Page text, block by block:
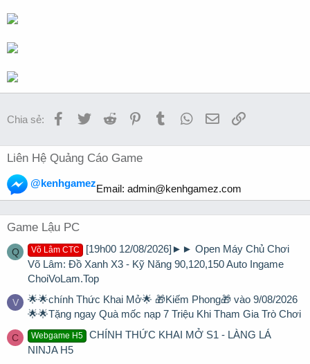
Chia sẻ: Facebook
TwitterReddit PinterestTumblrWhatsApp
EmailLink
Liên Hệ Quảng Cáo Game
@kenhgamezEmail: admin@kenhgamez.com
Game Lậu PC
Q Võ Lâm CTC
[19h00 12/08/2026]►► Open Máy Chủ Chơi
Võ Lâm: Đồ Xanh X3 - Kỹ Năng 90,120,150 Auto Ingame
ChoiVoLam.Top
V
🌟🌟chính Thức Khai Mở🌟 🎁Kiếm Phong🎁 vào 9/08/2026
🌟🌟Tặng ngay Quà mốc nạp 7 Triệu Khi Tham Gia Trò Chơi
C Webgame H5
CHÍNH THỨC KHAI MỞ S1 - LÀNG LÁ
NINJA H5